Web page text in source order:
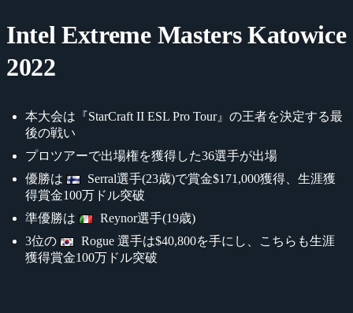
Intel Extreme Masters Katowice
2022
本大会は『StarCraft II ESL Pro Tour』の王者を決定する最
後の戦い
プロツアーで出場権を獲得した36選手が出場
優勝は
Serral選手(23歳)で賞金$171,000獲得、生涯獲
得賞金100万ドル突破
準優勝は
Reynor選手(19歳)
3位の
Rogue 選手は$40,800を手にし、こちらも生涯
獲得賞金100万ドル突破